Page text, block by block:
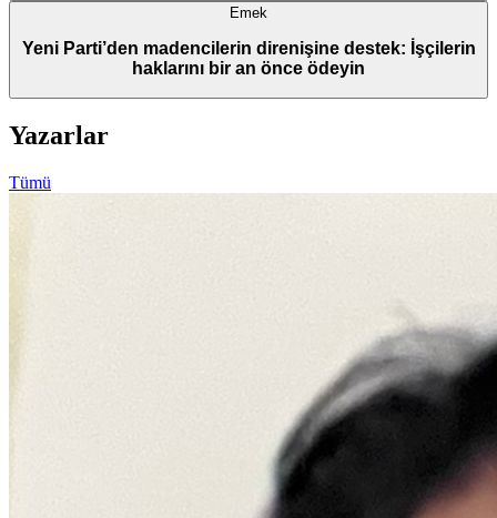
Emek
Yeni Parti’den madencilerin direnişine destek: İşçilerin
haklarını bir an önce ödeyin
Yazarlar
Tümü